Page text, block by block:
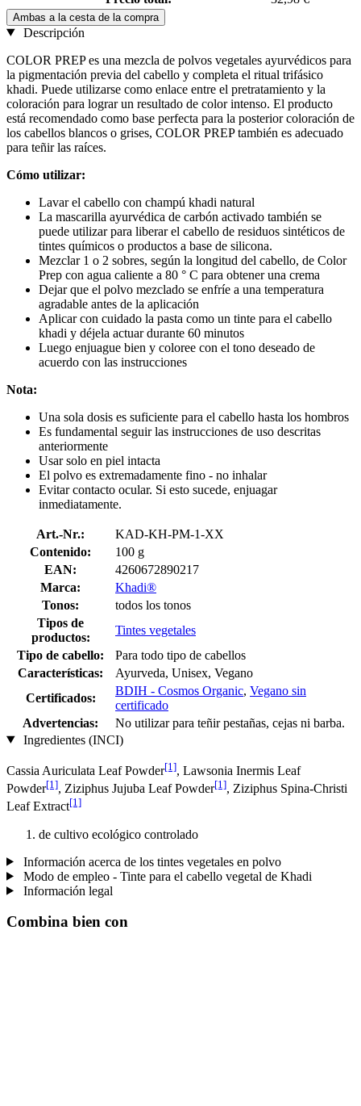
Ambas a la cesta de la compra
Descripción
COLOR PREP es una mezcla de polvos vegetales ayurvédicos para
la pigmentación previa del cabello y completa el ritual trifásico
khadi. Puede utilizarse como enlace entre el pretratamiento y la
coloración para lograr un resultado de color intenso. El producto
está recomendado como base perfecta para la posterior coloración de
los cabellos blancos o grises, COLOR PREP también es adecuado
para teñir las raíces.
Cómo utilizar:
Lavar el cabello con champú khadi natural
La mascarilla ayurvédica de carbón activado también se
puede utilizar para liberar el cabello de residuos sintéticos de
tintes químicos o productos a base de silicona.
Mezclar 1 o 2 sobres, según la longitud del cabello, de Color
Prep con agua caliente a 80 ° C para obtener una crema
Dejar que el polvo mezclado se enfríe a una temperatura
agradable antes de la aplicación
Aplicar con cuidado la pasta como un tinte para el cabello
khadi y déjela actuar durante 60 minutos
Luego enjuague bien y coloree con el tono deseado de
acuerdo con las instrucciones
Nota:
Una sola dosis es suficiente para el cabello hasta los hombros
Es fundamental seguir las instrucciones de uso descritas
anteriormente
Usar solo en piel intacta
El polvo es extremadamente fino - no inhalar
Evitar contacto ocular. Si esto sucede, enjuagar
inmediatamente.
Art.-Nr.:
KAD-KH-PM-1-XX
Contenido:
100 g
EAN:
4260672890217
Marca:
Khadi®
Tonos:
todos los tonos
Tipos de
productos:
Tintes vegetales
Tipo de cabello:
Para todo tipo de cabellos
Características:
Ayurveda, Unisex, Vegano
Certificados:
BDIH - Cosmos Organic, Vegano sin
certificado
Advertencias:
No utilizar para teñir pestañas, cejas ni barba.
Ingredientes (INCI)
Cassia Auriculata Leaf Powder[1], Lawsonia Inermis Leaf
Powder[1], Ziziphus Jujuba Leaf Powder[1], Ziziphus Spina-Christi
Leaf Extract[1]
de cultivo ecológico controlado
Información acerca de los tintes vegetales en polvo
Modo de empleo - Tinte para el cabello vegetal de Khadi
Información legal
Combina bien con